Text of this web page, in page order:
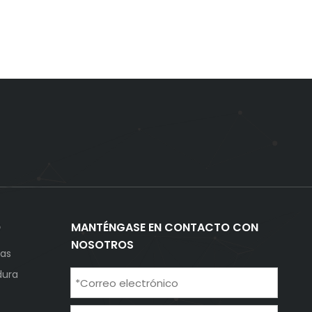
MANTÉNGASE EN CONTACTO CON
NOSOTROS